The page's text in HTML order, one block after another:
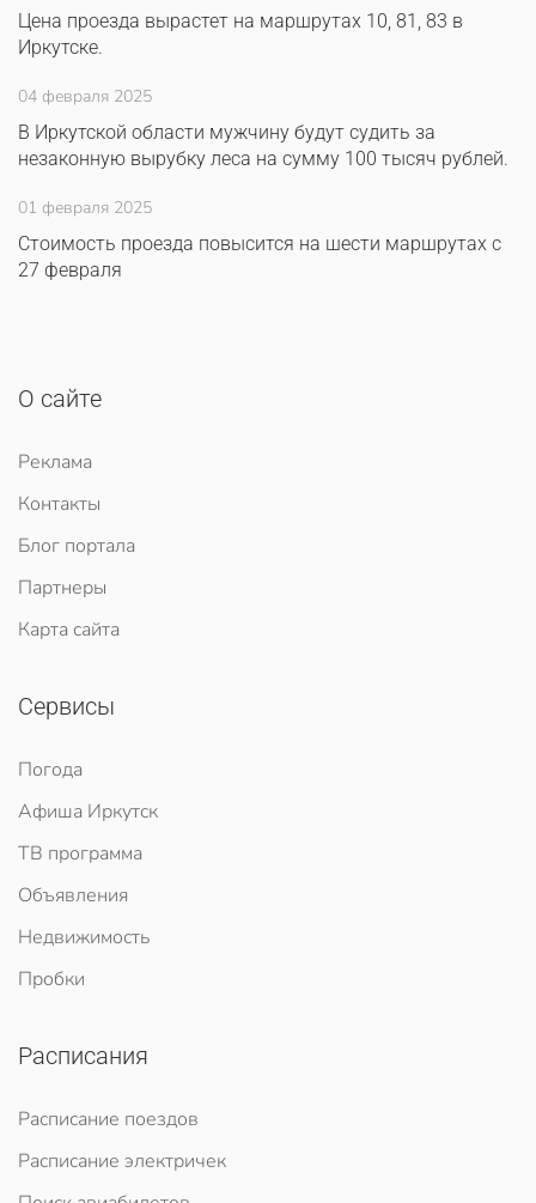
Цена проезда вырастет на маршрутах 10, 81, 83 в
Иркутске.
04 февраля 2025
В Иркутской области мужчину будут судить за
незаконную вырубку леса на сумму 100 тысяч рублей.
01 февраля 2025
Стоимость проезда повысится на шести маршрутах с
27 февраля
О сайте
Реклама
Контакты
Блог портала
Партнеры
Карта сайта
Сервисы
Погода
Афиша Иркутск
ТВ программа
Объявления
Недвижимость
Пробки
Расписания
Расписание поездов
Расписание электричек